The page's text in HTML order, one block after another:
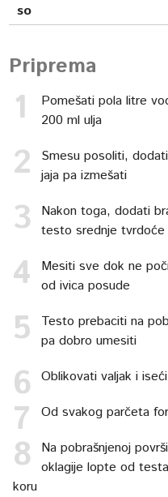
so
Priprema
Pomešati pola litre
200 ml ulja
Smesu posoliti,
jaja pa izmešati
Nakon toga, dodati
testo srednje tvrdoće
Mesiti sve dok ne
od ivica posude
Testo prebaciti na
pa dobro umesiti
Oblikovati valjak i
Od svakog parčeta
Na pobrašnjenoj
oklagije lopte od
koru